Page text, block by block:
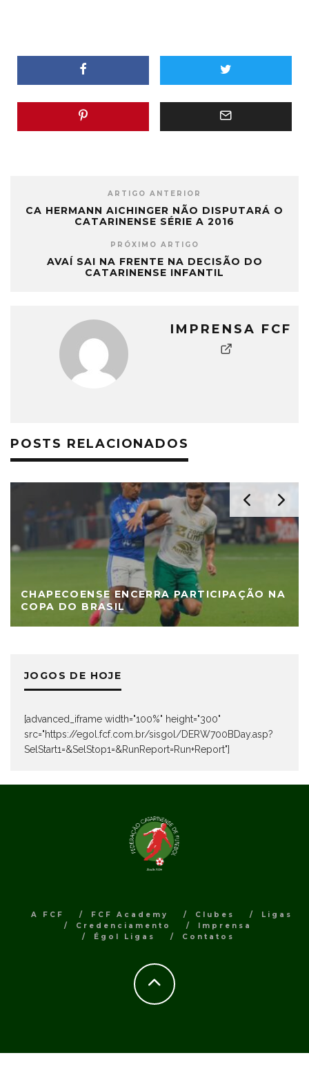
ARTIGO ANTERIOR
CA HERMANN AICHINGER NÃO DISPUTARÁ O
CATARINENSE SÉRIE A 2016
PRÓXIMO ARTIGO
AVAÍ SAI NA FRENTE NA DECISÃO DO
CATARINENSE INFANTIL
IMPRENSA FCF
POSTS RELACIONADOS
CHAPECOENSE ENCERRA PARTICIPAÇÃO NA
COPA DO BRASIL
JOGOS DE HOJE
[advanced_iframe width="100%" height="300"
src="https://egol.fcf.com.br/sisgol/DERW700BDay.asp?
SelStart1=&SelStop1=&RunReport=Run+Report"]
A FCF FCF Academy Clubes
Ligas
Credenciamento
Imprensa
Égol Ligas
Contatos